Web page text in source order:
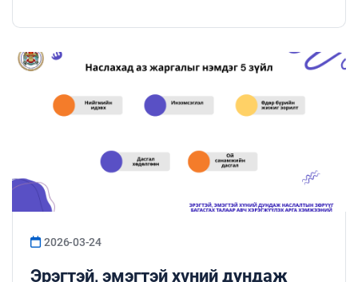
байна.
2026-03-24
Эрэгтэй, эмэгтэй хүний дундаж